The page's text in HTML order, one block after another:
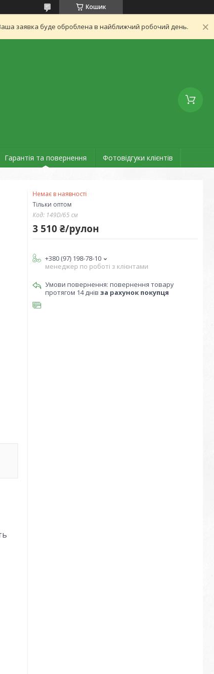
Кошик
заявка буде оброблена в найближчий робочий день.
Гарантія та повернення Фотовідгуки клієнтів
Немає в наявності
Тільки оптом
Код: 149D/65 см
3 510 ₴/рулон
+380 (97) 198-78-10
менеджер по роботі з клієнтами
повернення товару
протягом 14 днів за рахунок покупця